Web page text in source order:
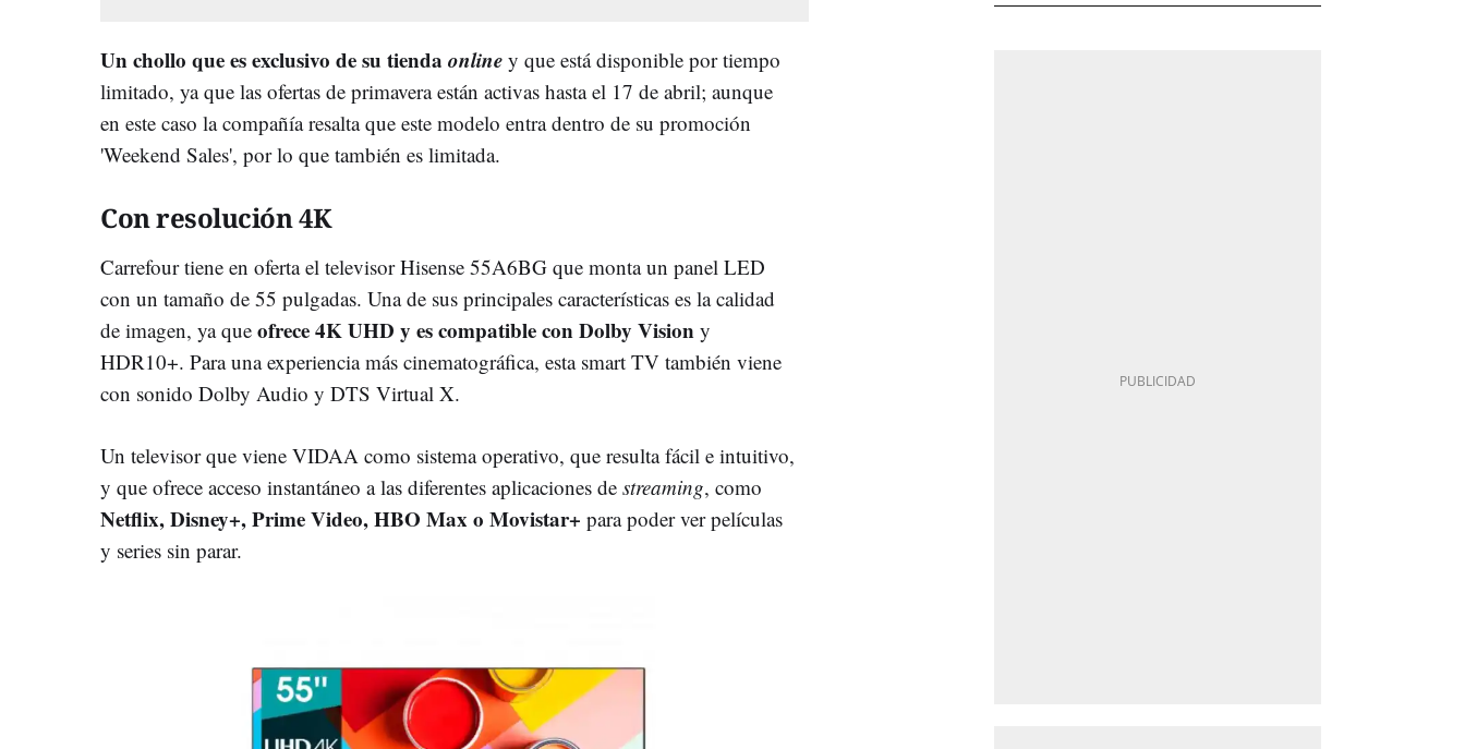
Un chollo que es exclusivo de su tienda online y que está disponible por tiempo
limitado, ya que las ofertas de primavera están activas hasta el 17 de abril; aunque
en este caso la compañía resalta que este modelo entra dentro de su promoción
'Weekend Sales', por lo que también es limitada.
Con resolución 4K
Carrefour tiene en oferta el televisor Hisense 55A6BG que monta un panel LED
con un tamaño de 55 pulgadas. Una de sus principales características es la calidad
de imagen, ya que ofrece 4K UHD y es compatible con Dolby Vision y
HDR10+. Para una experiencia más cinematográfica, esta smart TV también viene
con sonido Dolby Audio y DTS Virtual X.
Un televisor que viene VIDAA como sistema operativo, que resulta fácil e intuitivo,
y que ofrece acceso instantáneo a las diferentes aplicaciones de streaming, como
Netflix, Disney+, Prime Video, HBO Max o Movistar+ para poder ver películas
y series sin parar.